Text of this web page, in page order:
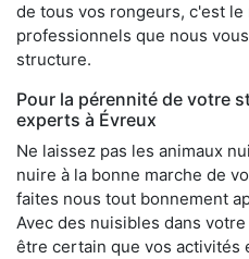
de tous vos rongeurs, c'est
professionnels que nous
structure.
Pour la pérennité de votre
experts à Évreux
Ne laissez pas les animaux
nuire à la bonne marche de
faites nous tout bonnement
Avec des nuisibles dans
être certain que vos activités